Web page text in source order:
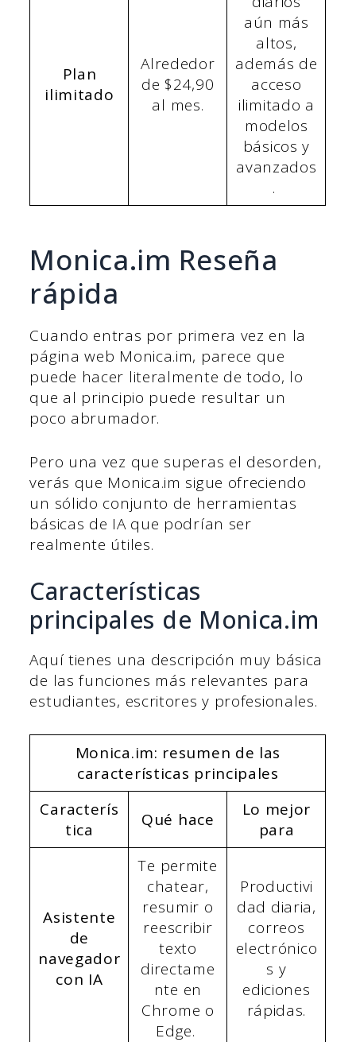
Plan
ilimitado
Alrededor
de $24,90
al mes.
aún más
altos,
además de
acceso
ilimitado a
modelos
básicos y
avanzados
.
Monica.im Reseña
rápida
Cuando entras por primera vez en la
página web Monica.im, parece que
puede hacer literalmente de todo, lo
que al principio puede resultar un
poco abrumador.
Pero una vez que superas el desorden,
verás que Monica.im sigue ofreciendo
un sólido conjunto de herramientas
básicas de IA que podrían ser
realmente útiles.
Características
principales de Monica.im
Aquí tienes una descripción muy básica
de las funciones más relevantes para
estudiantes, escritores y profesionales.
Monica.im: resumen de las
características principales
Caracterís
tica
Qué hace
Lo mejor
para
Asistente
de
navegador
con IA
Te permite
chatear,
resumir o
reescribir
texto
directame
nte en
Chrome o
Edge.
Productivi
dad diaria,
correos
electrónico
s y
ediciones
rápidas.